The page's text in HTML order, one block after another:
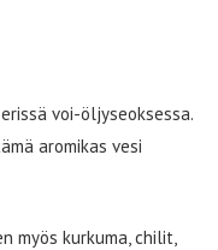
voi-öljyseoksessa.
aromikas vesi
myös kurkuma, chilit,